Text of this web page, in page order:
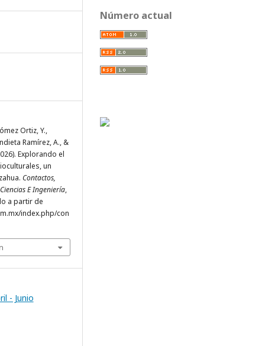
Ortiz, Y.,
Ramírez, A., &
Explorando el
un
Contactos,
E Ingeniería,
a partir de
index.php/con
- Junio
Número actual